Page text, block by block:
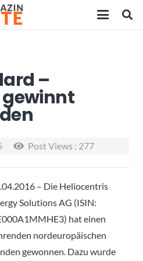
–
gewinnt
Post Views : 277
– Die Heliocentris
Solutions AG (ISIN:
hat einen
nordeuropäischen
gewonnen. Dazu wurde